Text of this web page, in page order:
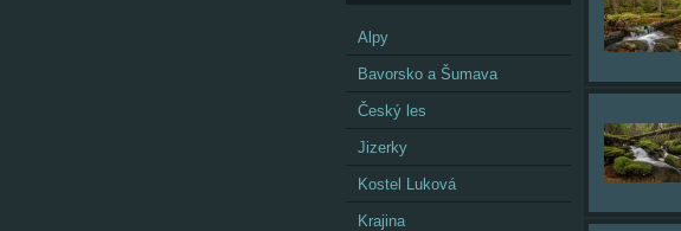
Alpy
Bavorsko a Šumava
Český les
Jizerky
Kostel Luková
Krajina